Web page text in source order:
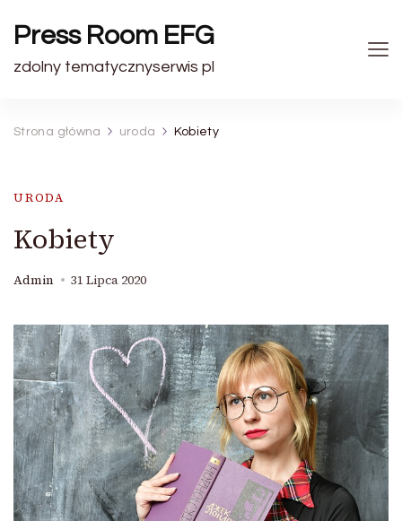
Press Room EFG
zdolny tematycznyserwis pl
Strona główna uroda Kobiety
URODA
Kobiety
Admin 31 Lipca 2020